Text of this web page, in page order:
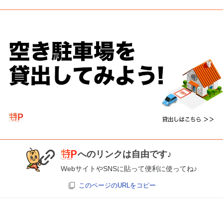
へのリンクは自由です♪
WebサイトやSNSに貼って便利に使ってね♪
このページのURLをコピー